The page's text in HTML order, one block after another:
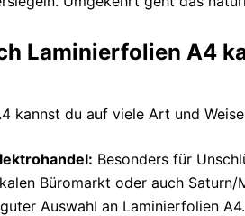
Laminierfolien A4
kannst du auf viele Art und
Besonders für
Büromarkt oder auch
Auswahl an Laminierfolien A4.